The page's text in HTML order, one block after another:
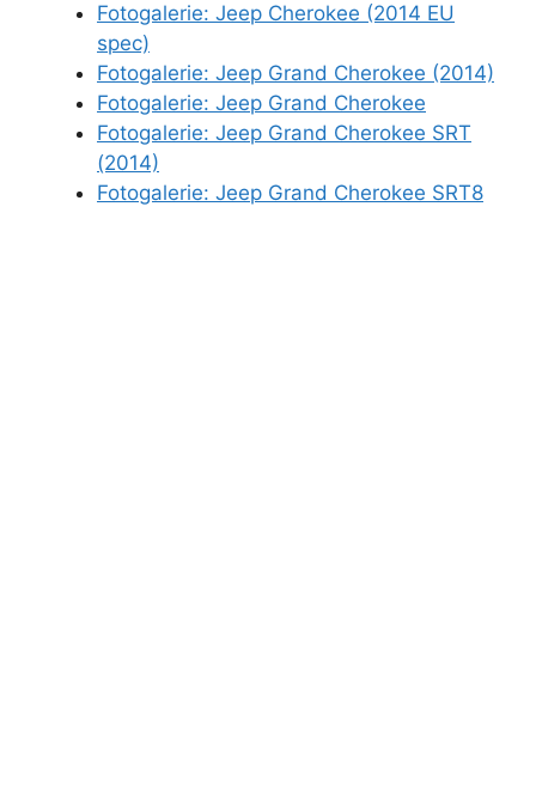
Fotogalerie: Jeep Cherokee (2014 EU
spec)
Fotogalerie: Jeep Grand Cherokee (2014)
Fotogalerie: Jeep Grand Cherokee
Fotogalerie: Jeep Grand Cherokee SRT
(2014)
Fotogalerie: Jeep Grand Cherokee SRT8